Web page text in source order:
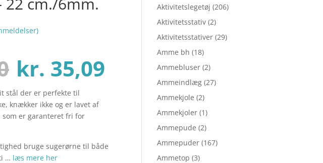
Den
oprindelige
pris
kr. 35,09
aktuelle
pris
stål der er perfekte til
knækker ikke og er lavet af
er garanteret fri for
bruge sugerørne til både
… læs mere her
Aktivitetslegetøj (206)
Aktivitetsstativ (2)
Aktivitetsstativer (29)
Amme bh (18)
Ammebluser (2)
Ammeindlæg (27)
Ammekjole (2)
Ammekjoler (1)
Ammepude (2)
Ammepuder (167)
Ammetop (3)